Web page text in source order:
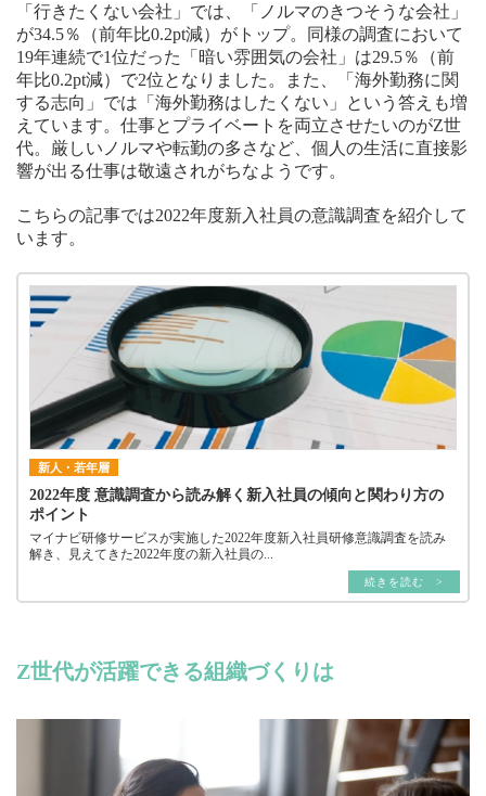
「行きたくない会社」では、「ノルマのきつそうな会社」
が34.5％（前年比0.2pt減）がトップ。同様の調査において
19年連続で1位だった「暗い雰囲気の会社」は29.5％（前
年比0.2pt減）で2位となりました。また、「海外勤務に関
する志向」では「海外勤務はしたくない」という答えも増
えています。仕事とプライベートを両立させたいのがZ世
代。厳しいノルマや転勤の多さなど、個人の生活に直接影
響が出る仕事は敬遠されがちなようです。
こちらの記事では2022年度新入社員の意識調査を紹介して
います。
新人・若年層
2022年度 意識調査から読み解く新入社員の傾向と関わり方の
ポイント
マイナビ研修サービスが実施した2022年度新入社員研修意識調査を読み
解き、見えてきた2022年度の新入社員の...
続きを読む >
Z世代が活躍できる組織づくりは